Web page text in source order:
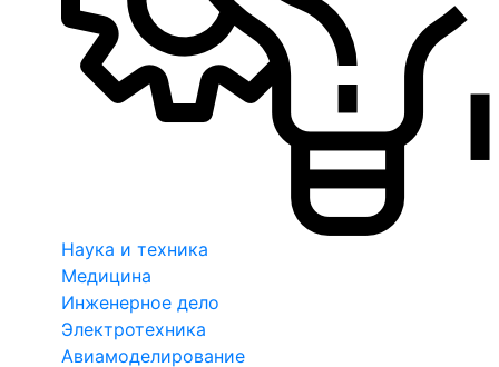
Наука и техника
Медицина
Инженерное дело
Электротехника
Авиамоделирование